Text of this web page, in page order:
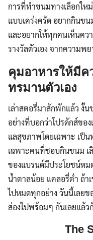
การที่ทำขนมทางเลือกให
แบบเคร่งครัด อยากกินข
และอยากให้ทุกคนเห็นคว
รางวัลตัวเอง จากความพ
คุมอาหารให้มีค
ทรมานตัวเอง
เล่าสตอรี่มาสักพักแล้ว งั้
อย่างที่บอกว่าโปรดักส์ข
แลสุขภาพโดยเฉพาะ เป็
เฉพาะคนที่ชอบกินขนม เ
ของแบรนด์มีประโยชน์หม
น้ำตาลน้อย แคลอรี่ต่ำ ถ้า
ไปหมดทุกอย่าง วันนี้เลยข
ส่องไปพร้อมๆ กันเลยแล้ว
The